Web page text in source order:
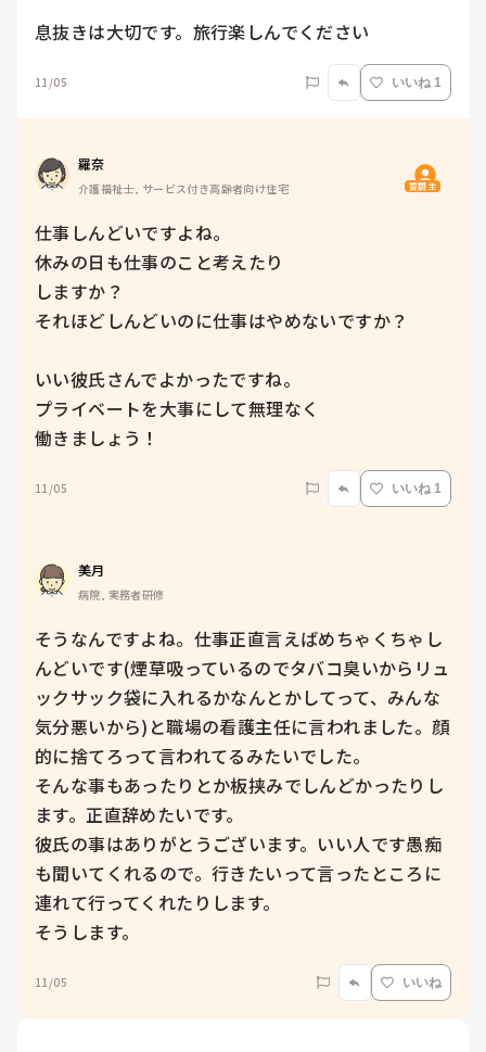
11/05 いいね 1
羅奈
介護福祉士, サービス付き高齢者向け住宅 質問主
仕事しんどいですよね。
休みの日も仕事のこと考えたり
しますか？
それほどしんどいのに仕事はやめないですか？
いい彼氏さんでよかったですね。
プライベートを大事にして無理なく
働きましょう！
11/05 いいね 1
美月
病院, 実務者研修
そうなんですよね。仕事正直言えばめちゃくちゃし
んどいです(煙草吸っているのでタバコ臭いからリュ
ックサック袋に入れるかなんとかしてって、みんな
気分悪いから)と職場の看護主任に言われました。顔
的に捨てろって言われてるみたいでした。
そんな事もあったりとか板挟みでしんどかったりし
ます。正直辞めたいです。
彼氏の事はありがとうございます。いい人です愚痴
も聞いてくれるので。行きたいって言ったところに
連れて行ってくれたりします。
そうします。
11/05 いいね